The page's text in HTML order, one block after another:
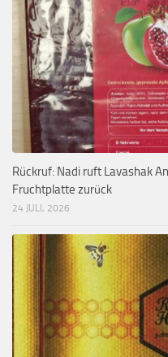
Rückruf: Nadi ruft Lavashak
Fruchtplatte zurück
24 JULI, 2026